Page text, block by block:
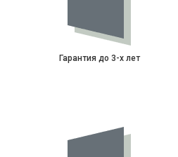
Гарантия до 3-х лет